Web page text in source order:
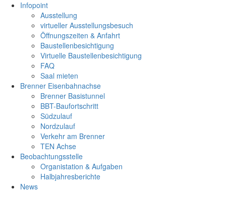
Infopoint
Ausstellung
virtueller Ausstellungsbesuch
Öffnungszeiten & Anfahrt
Baustellenbesichtigung
Virtuelle Baustellenbesichtigung
FAQ
Saal mieten
Brenner Eisenbahnachse
Brenner Basistunnel
BBT-Baufortschritt
Südzulauf
Nordzulauf
Verkehr am Brenner
TEN Achse
Beobachtungsstelle
Organistation & Aufgaben
Halbjahresberichte
News